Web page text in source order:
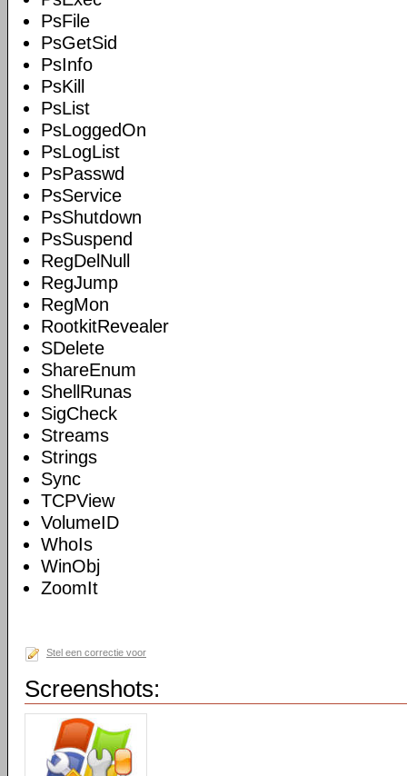
PsFile
PsGetSid
PsInfo
PsKill
PsList
PsLoggedOn
PsLogList
PsPasswd
PsService
PsShutdown
PsSuspend
RegDelNull
RegJump
RegMon
RootkitRevealer
SDelete
ShareEnum
ShellRunas
SigCheck
Streams
Strings
Sync
TCPView
VolumeID
WhoIs
WinObj
ZoomIt
Stel een correctie voor
Screenshots: